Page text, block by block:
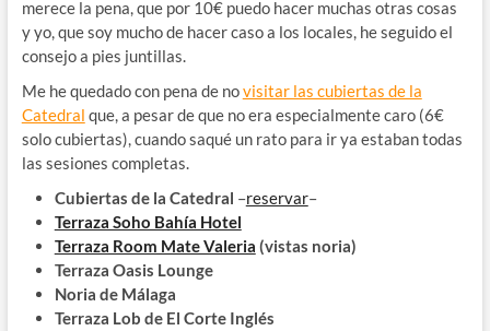
merece la pena, que por 10€ puedo hacer muchas otras cosas
y yo, que soy mucho de hacer caso a los locales, he seguido el
consejo a pies juntillas.
Me he quedado con pena de novisitar las cubiertas de la
Catedral que, a pesar de que no era especialmente caro (6€
solo cubiertas), cuando saqué un rato para ir ya estaban todas
las sesiones completas.
Cubiertas de la Catedral –reservar–
Terraza Soho Bahía Hotel
Terraza Room Mate Valeria (vistas noria)
Terraza Oasis Lounge
Noria de Málaga
Terraza Lob de El Corte Inglés